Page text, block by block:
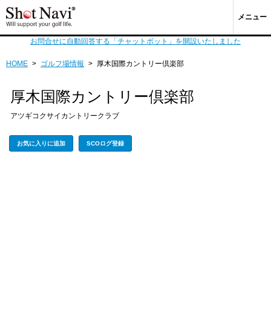
メニュー
お問合せに自動回答する「チャットボット」を開設いたしました
HOME > ゴルフ場情報 > 厚木国際カントリー倶楽部
厚木国際カントリー倶楽部
アツギコクサイカントリークラブ
お気に入りに追加 SCOログ登録